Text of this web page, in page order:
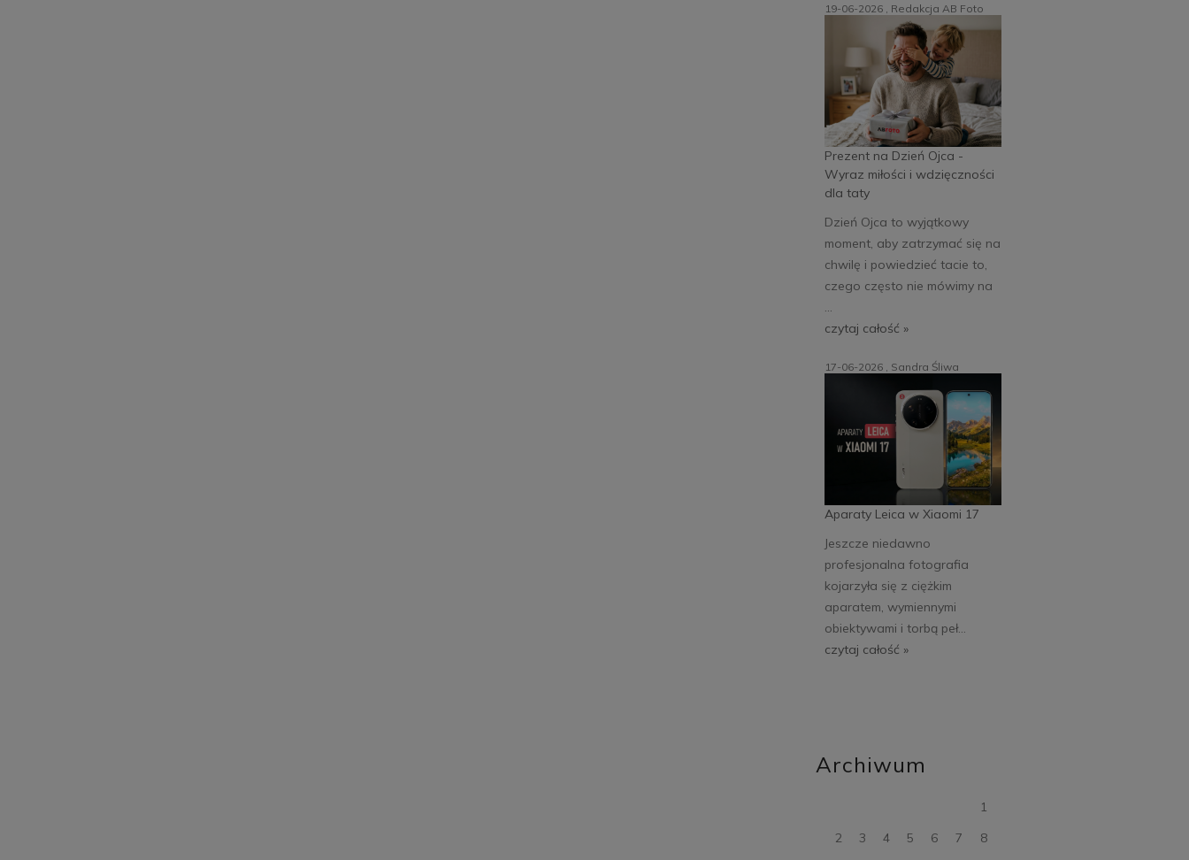
Prezent na Dzień Ojca -
Wyraz miłości i wdzięczności
dla taty
19-06-2026 , Redakcja AB Foto
Dzień Ojca to wyjątkowy
moment, aby zatrzymać się na
chwilę i powiedzieć tacie to,
czego często nie mówimy na
...
czytaj całość »
Aparaty Leica w Xiaomi 17
17-06-2026 , Sandra Śliwa
Jeszcze niedawno
profesjonalna fotografia
kojarzyła się z ciężkim
aparatem, wymiennymi
obiektywami i torbą peł...
czytaj całość »
Archiwum
1
2
3 4 5 6 7
8